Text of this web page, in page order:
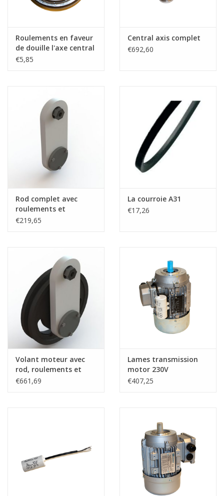
Roulements en faveur
de douille l'axe central
€5,85
Central axis complet
€692,60
Rod complet avec
roulements et
accessoires
€219,65
La courroie A31
€17,26
Volant moteur avec
rod, roulements et
accessoires
€661,69
Lames transmission
motor 230V
€407,25